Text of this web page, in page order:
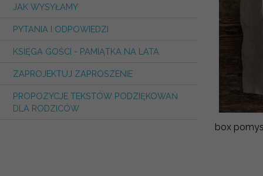
JAK WYSYŁAMY
PYTANIA I ODPOWIEDZI
KSIĘGA GOŚCI - PAMIĄTKA NA LATA
ZAPROJEKTUJ ZAPROSZENIE
PROPOZYCJE TEKSTÓW PODZIĘKOWAŃ
DLA RODZICÓW
box